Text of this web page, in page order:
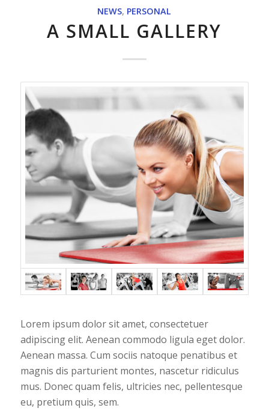
NEWS, PERSONAL
A SMALL GALLERY
Lorem ipsum dolor sit amet, consectetuer
adipiscing elit. Aenean commodo ligula eget dolor.
Aenean massa. Cum sociis natoque penatibus et
magnis dis parturient montes, nascetur ridiculus
mus. Donec quam felis, ultricies nec, pellentesque
eu, pretium quis, sem.